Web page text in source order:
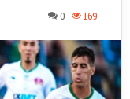
0 169